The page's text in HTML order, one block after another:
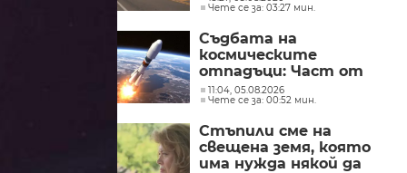
Чете се за: 03:27 мин.
Съдбата на
космическите
отпадъци: Част от
ракета вероятно се е
разбила на Луната
11:04, 05.08.2026
Чете се за: 00:52 мин.
Стъпили сме на
свещена земя, която
има нужда някой да